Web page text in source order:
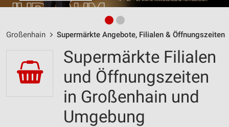
Großenhain Supermärkte Angebote, Filialen & Öffnungszeiten
Supermärkte Filialen
und Öffnungszeiten
in Großenhain und
Umgebung